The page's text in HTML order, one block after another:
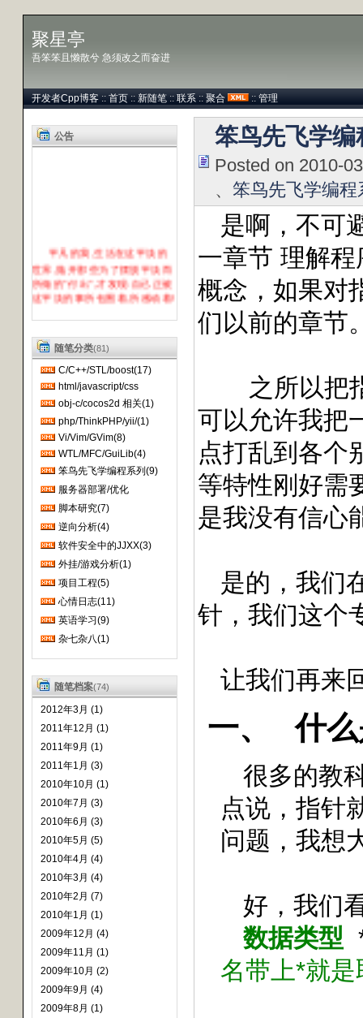
聚星亭
吾笨笨且懒散兮 急须改之而奋进
开发者Cpp博客 :: 首页 :: 新随笔 :: 联系 :: 聚合 :: 管理
公告
世界,抛开那些为了摆脱平淡而
所做的"付出",才发现:自己正被
这平淡的事所包围着,所感动着!
从中得到升华!!
----besterChen
吾笨笨且懒散兮 急须改之而奋
进!
随笔分类(81)
C/C++/STL/boost(17)
html/javascript/css
obj-c/cocos2d 相关(1)
php/ThinkPHP/yii/(1)
Vi/Vim/GVim(8)
WTL/MFC/GuiLib(4)
笨鸟先飞学编程系列(9)
服务器部署/优化
脚本研究(7)
逆向分析(4)
软件安全中的JJXX(3)
外挂/游戏分析(1)
项目工程(5)
心情日志(11)
英语学习(9)
杂七杂八(1)
随笔档案(74)
2012年3月 (1)
2011年12月 (1)
2011年9月 (1)
2011年1月 (3)
2010年10月 (1)
2010年7月 (3)
2010年6月 (3)
2010年5月 (5)
2010年4月 (4)
2010年3月 (4)
2010年2月 (7)
2010年1月 (1)
2009年12月 (4)
2009年11月 (1)
2009年10月 (2)
2009年9月 (4)
2009年8月 (1)
笨鸟先飞学
Posted on 2010-
、 笨鸟先飞学编程
是啊，不可
一章节 理解程
概念，如果对
们以前的章节
之所以把
可以允许我把
点打乱到各个
等特性刚好需
是我没有信心
是的，我们
针，我们这个
让我们再来
一、 什
很多的教
点说，指针
问题，我想
好，我们
数据类型
名带上*就是